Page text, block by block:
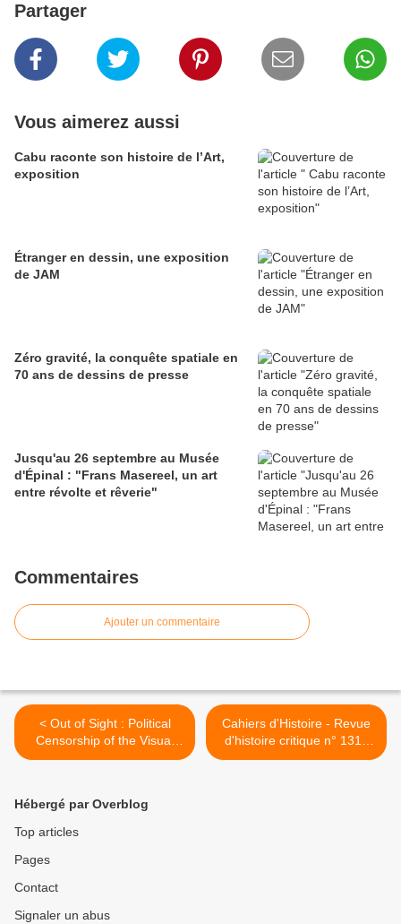
Partager
Vous aimerez aussi
Cabu raconte son histoire de l’Art,
exposition
Étranger en dessin, une exposition
de JAM
Zéro gravité, la conquête spatiale en
70 ans de dessins de presse
Jusqu'au 26 septembre au Musée
d'Épinal : "Frans Masereel, un art
entre révolte et rêverie"
Commentaires
Ajouter un commentaire
< Out of Sight : Political
Censorship of the Visual
Arts in 19th-Century France
Cahiers d'Histoire - Revue
d'histoire critique n° 131 :
"Chargez ! La caricature
Hébergé par Overblog
Top articles
Pages
Contact
Signaler un abus